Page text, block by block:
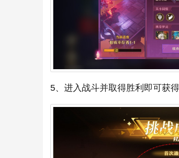
5、进入战斗并取得胜利即可获得